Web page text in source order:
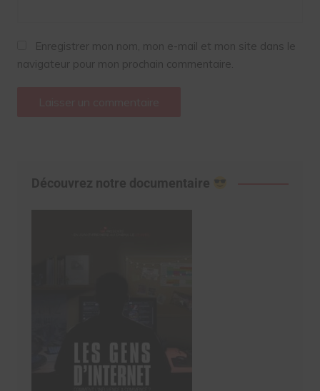
Enregistrer mon nom, mon e-mail et mon site dans le
navigateur pour mon prochain commentaire.
Découvrez notre documentaire